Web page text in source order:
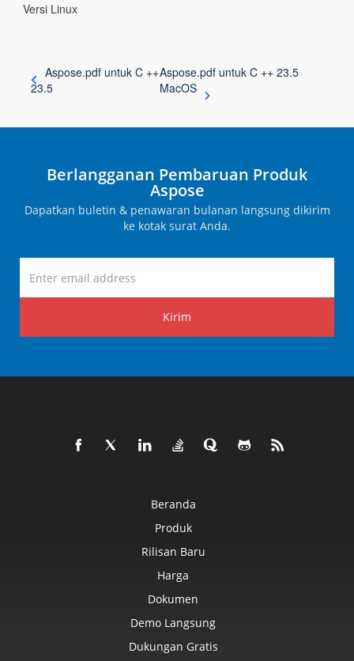
Versi Linux
Aspose.pdf untuk C ++
23.5
Aspose.pdf untuk C ++ 23.5
MacOS
Berlangganan Pembaruan Produk
Aspose
Dapatkan buletin & penawaran bulanan langsung dikirim
ke kotak surat Anda.
Kirim
Beranda
Produk
Rilisan Baru
Harga
Dokumen
Demo Langsung
Dukungan Gratis